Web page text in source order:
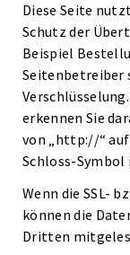
Diese Seite
Schutz der
Beispiel
Seitenbetreiber
erkennen Sie
von „http://“
Schloss-
Wenn die SSL-
können die
Dritten